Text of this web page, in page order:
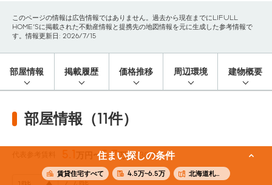
住まい探しの条件
賃貸住宅すべて 4.5万~6.5万 北海道札幌市中央区
このページの情報は広告情報ではありません。過去から現在までにLIFULL
HOME'Sに掲載された不動産情報と提携先の地図情報を元に生成した参考情報で
す。情報更新日: 2026/7/15
部屋情報 掲載履歴 価格推移 周辺環境 建物概要
部屋情報（11件）
5.1 万円〜5.7万円(30.0m²)